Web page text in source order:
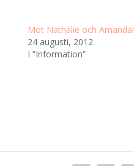
Möt Nathalie och Amanda!
24 augusti, 2012
I ”Information”